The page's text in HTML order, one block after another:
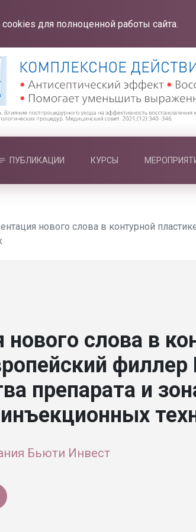
для полноценной работы сайта.
ПУБЛИКАЦИИ КУРСЫ
нового слова в контурной
нового слова в
филлер
препарата и
Бьюти Инвест